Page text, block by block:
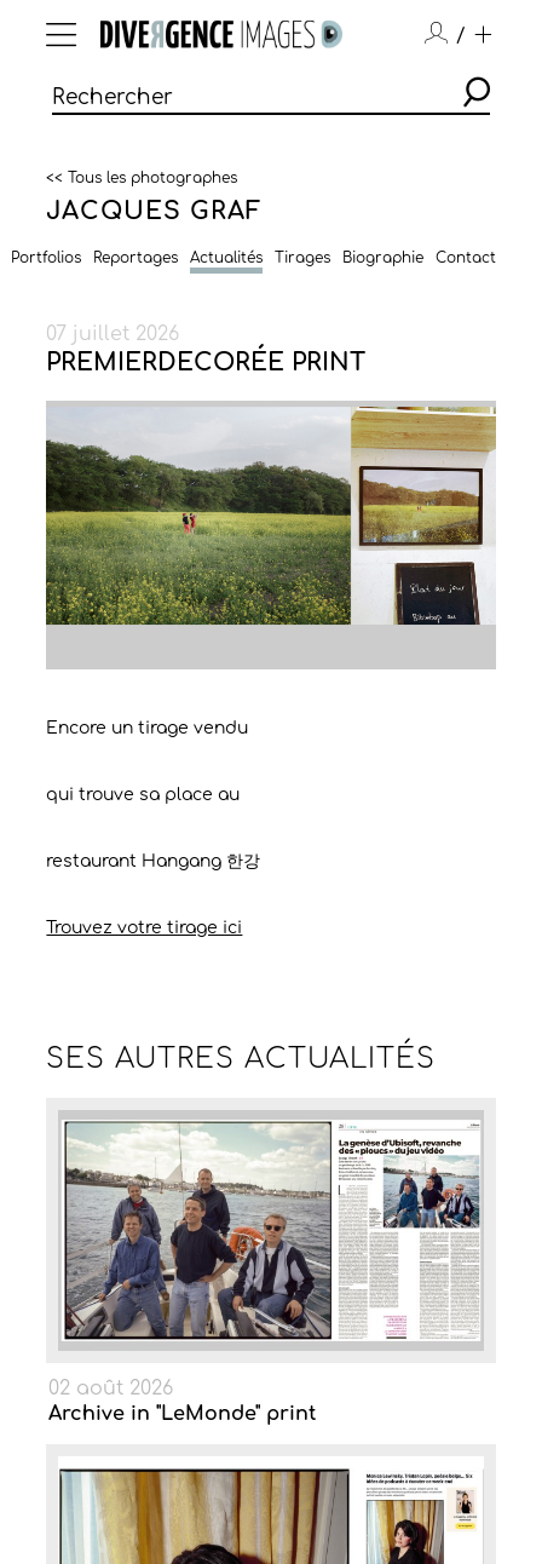
/
<< Tous les photographes
JACQUES GRAF
Portfolios Reportages Actualités Tirages Biographie Contact
07 juillet 2026
PREMIERDECORÉE PRINT
Encore un tirage vendu
qui trouve sa place au
restaurant Hangang 한강
Trouvez votre tirage ici
SES AUTRESACTUALITÉS
02 août 2026
Archive in "LeMonde" print